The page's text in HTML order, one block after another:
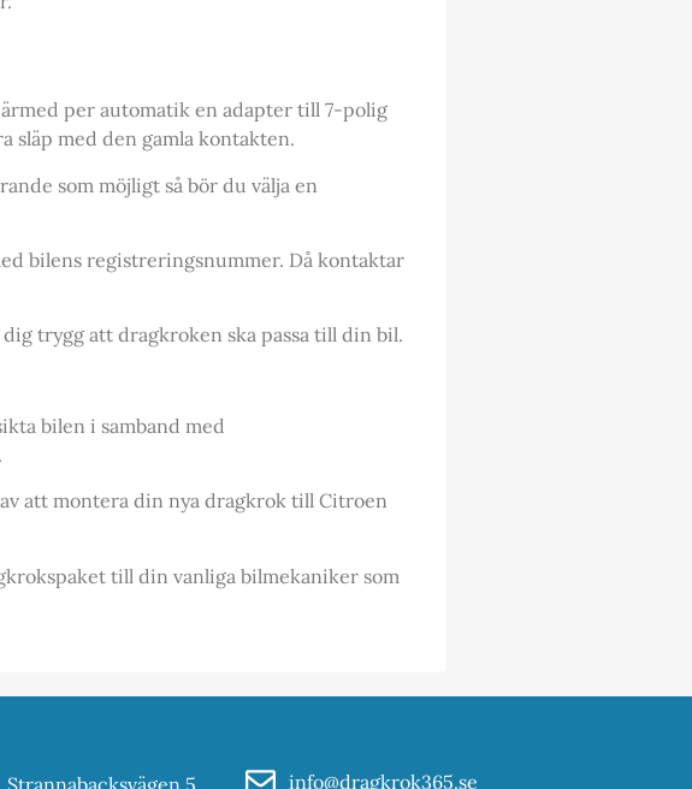
per automatik en adapter till 7-polig
släp med den gamla kontakten.
som möjligt så bör du välja en
bilens registreringsnummer. Då kontaktar
trygg att dragkroken ska passa till din bil.
bilen i samband med
att montera din nya dragkrok till Citroen
till din vanliga bilmekaniker som
Strannabacksvägen 5 info@dragkrok365.se